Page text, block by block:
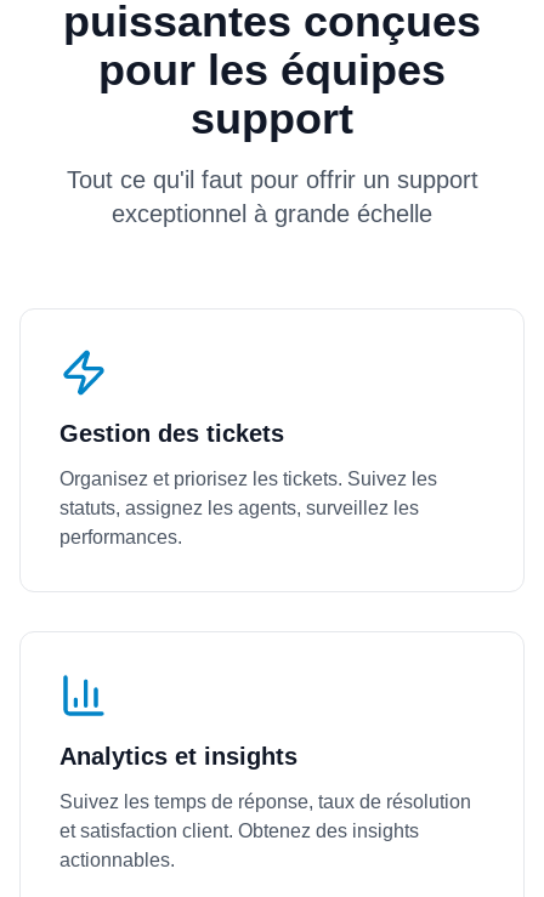
puissantes conçues
pour les équipes
support
Tout ce qu'il faut pour offrir un support
exceptionnel à grande échelle
Gestion des tickets
Organisez et priorisez les tickets. Suivez les
statuts, assignez les agents, surveillez les
performances.
Analytics et insights
Suivez les temps de réponse, taux de résolution
et satisfaction client. Obtenez des insights
actionnables.